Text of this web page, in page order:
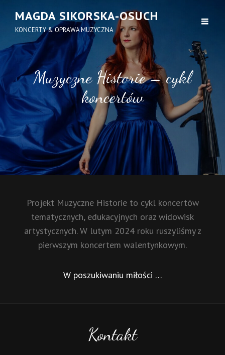
MAGDA SIKORSKA-OSUCH
KONCERTY & OPRAWA MUZYCZNA
Muzyczne Historie – cykl
koncertów
Projekt Muzyczne Historie to cykl koncertów
tematycznych, edukacyjnych oraz widowisk
artystycznych. W lutym 2024 roku ruszyliśmy z
pierwszym koncertem walentynkowym.
W poszukiwaniu miłości …
Kontakt